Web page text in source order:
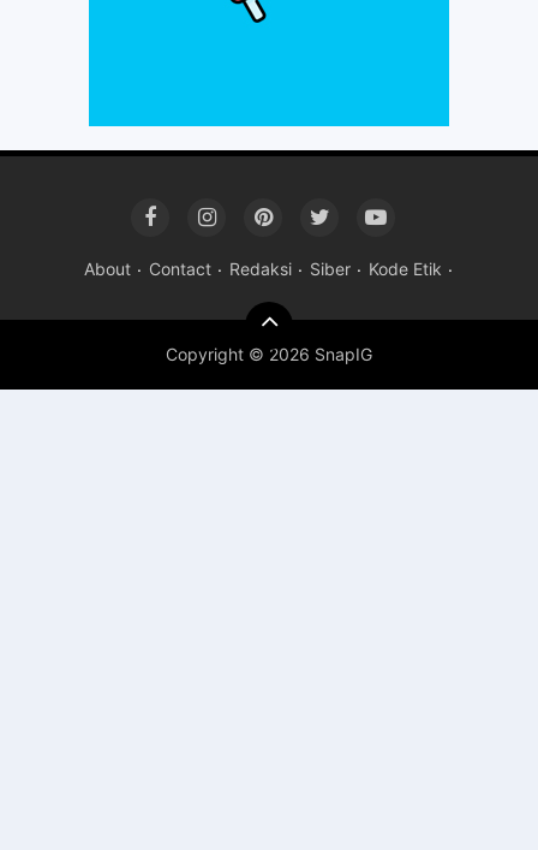
About Contact Redaksi Siber Kode Etik
Copyright © 2026 SnapIG